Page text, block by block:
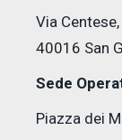
Via
40016 San
Sede
Piazza dei